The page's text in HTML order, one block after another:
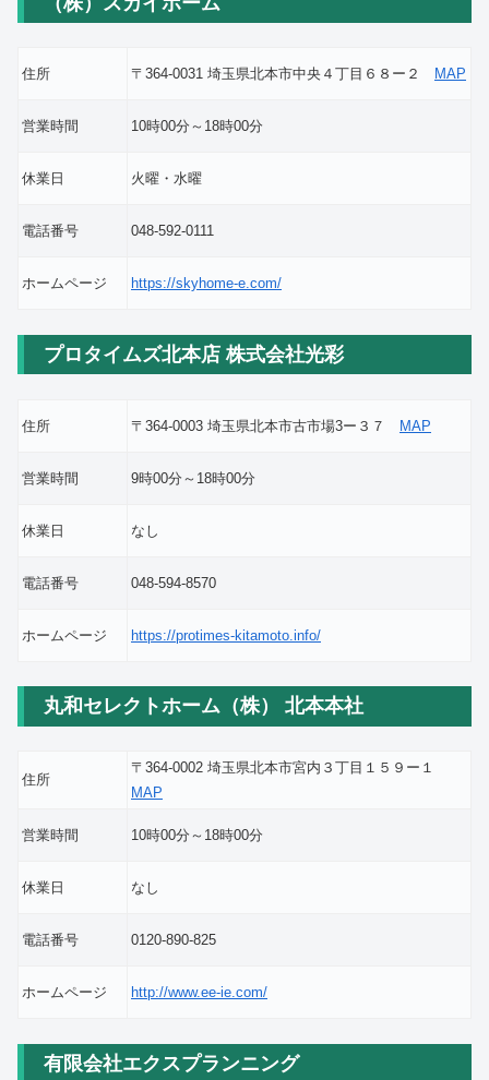
住所 〒364-0031 埼玉県北本市中央４丁目６８ー２ MAP
営業時間 10時00分～18時00分
休業日 火曜・水曜
電話番号 048-592-0111
ホームページ https://skyhome-e.com/
プロタイムズ北本店 株式会社光彩
住所 〒364-0003 埼玉県北本市古市場3ー３７ MAP
営業時間 9時00分～18時00分
休業日 なし
電話番号 048-594-8570
ホームページ https://protimes-kitamoto.info/
丸和セレクトホーム（株） 北本本社
住所
〒364-0002 埼玉県北本市宮内３丁目１５９ー１
MAP
営業時間 10時00分～18時00分
休業日 なし
電話番号 0120-890-825
ホームページ http://www.ee-ie.com/
有限会社エクスプランニング